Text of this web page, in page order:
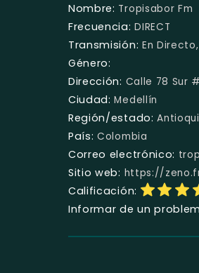
Nombre: Tropisabor Fm
Frecuencia: DIRECT
Transmisión: En
Género:
Dirección: Calle 78 Sur
Ciudad: Medellín
Región/estado:
País: Colombia
Correo electrónico:
Sitio web: https://
Calificación:
Informar de un